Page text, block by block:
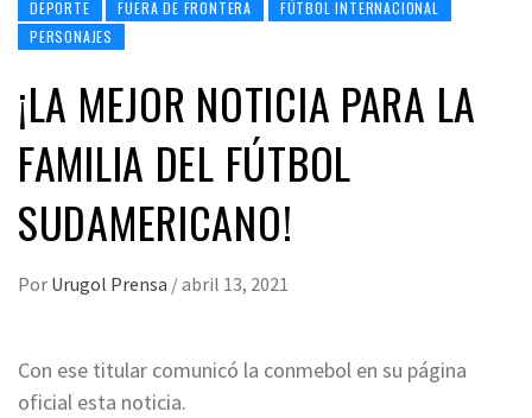
DEPORTE FUERA DE FRONTERA
FÚTBOL INTERNACIONAL
PERSONAJES
¡LA MEJOR NOTICIA PARA LA
FAMILIA DEL FÚTBOL
SUDAMERICANO!
Por Urugol Prensa /abril 13, 2021
Con ese titular comunicó la conmebol en su página
oficial esta noticia.